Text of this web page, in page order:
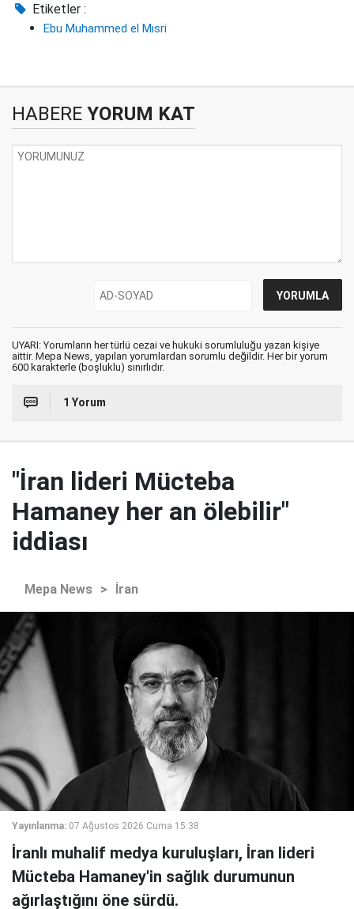
Etiketler :
Ebu Muhammed el Mısri
HABERE YORUM KAT
UYARI: Yorumların her türlü cezai ve hukuki sorumluluğu yazan kişiye
aittir. Mepa News, yapılan yorumlardan sorumlu değildir. Her bir yorum
600 karakterle (boşluklu) sınırlıdır.
1 Yorum
"İran lideri Mücteba
Hamaney her an ölebilir"
iddiası
Mepa News > İran
Yayınlanma: 07 Ağustos 2026 Cuma 15:38
İranlı muhalif medya kuruluşları, İran lideri
Mücteba Hamaney'in sağlık durumunun
ağırlaştığını öne sürdü.